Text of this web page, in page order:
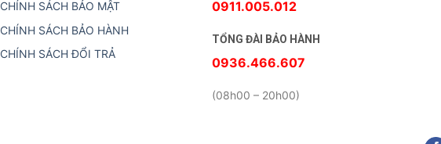
CHÍNH SÁCH BẢO MẬT
CHÍNH SÁCH BẢO HÀNH
CHÍNH SÁCH ĐỔI TRẢ
0911.005.012
TỔNG ĐÀI BẢO HÀNH
0936.466.607
(08h00 – 20h00)